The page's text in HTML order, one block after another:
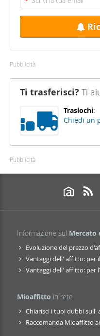
Pubblicità
Ti trasferisci? Ti
Traslochi:
Chiedi un
Pubblicità
Informazione sul Mercato
Evoluzione del prezzo
Vantaggi dell' affitto: per
Vantaggi dell' affitto: per
Mioaffitto in rete
Chiarisci i tuoi dubbi
Raccomanda Mioaffitto